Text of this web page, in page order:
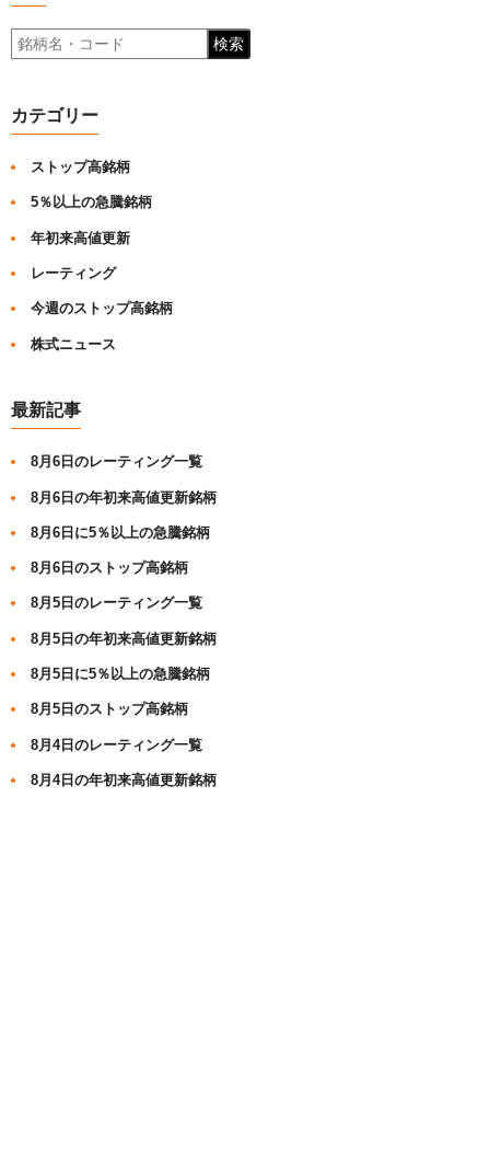
検索
カテゴリー
ストップ高銘柄
5％以上の急騰銘柄
年初来高値更新
レーティング
今週のストップ高銘柄
株式ニュース
最新記事
8月6日のレーティング一覧
8月6日の年初来高値更新銘柄
8月6日に5％以上の急騰銘柄
8月6日のストップ高銘柄
8月5日のレーティング一覧
8月5日の年初来高値更新銘柄
8月5日に5％以上の急騰銘柄
8月5日のストップ高銘柄
8月4日のレーティング一覧
8月4日の年初来高値更新銘柄